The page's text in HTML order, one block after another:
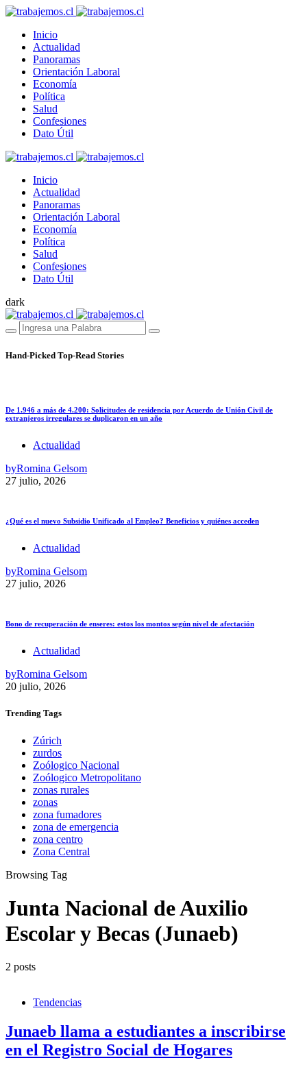
Inicio
Actualidad
Panoramas
Orientación Laboral
Economía
Política
Salud
Confesiones
Dato Útil
Inicio
Actualidad
Panoramas
Orientación Laboral
Economía
Política
Salud
Confesiones
Dato Útil
dark
Hand-Picked Top-Read Stories
De 1.946 a más de 4.200: Solicitudes de residencia por Acuerdo de Unión Civil de
extranjeros irregulares se duplicaron en un año
Actualidad
byRomina Gelsom
27 julio, 2026
¿Qué es el nuevo Subsidio Unificado al Empleo? Beneficios y quiénes acceden
Actualidad
byRomina Gelsom
27 julio, 2026
Bono de recuperación de enseres: estos los montos según nivel de afectación
Actualidad
byRomina Gelsom
20 julio, 2026
Trending Tags
Zúrich
zurdos
Zoólogico Nacional
Zoólogico Metropolitano
zonas rurales
zonas
zona fumadores
zona de emergencia
zona centro
Zona Central
Browsing Tag
Junta Nacional de Auxilio
Escolar y Becas (Junaeb)
2 posts
Tendencias
Junaeb llama a estudiantes a inscribirse
en el Registro Social de Hogares